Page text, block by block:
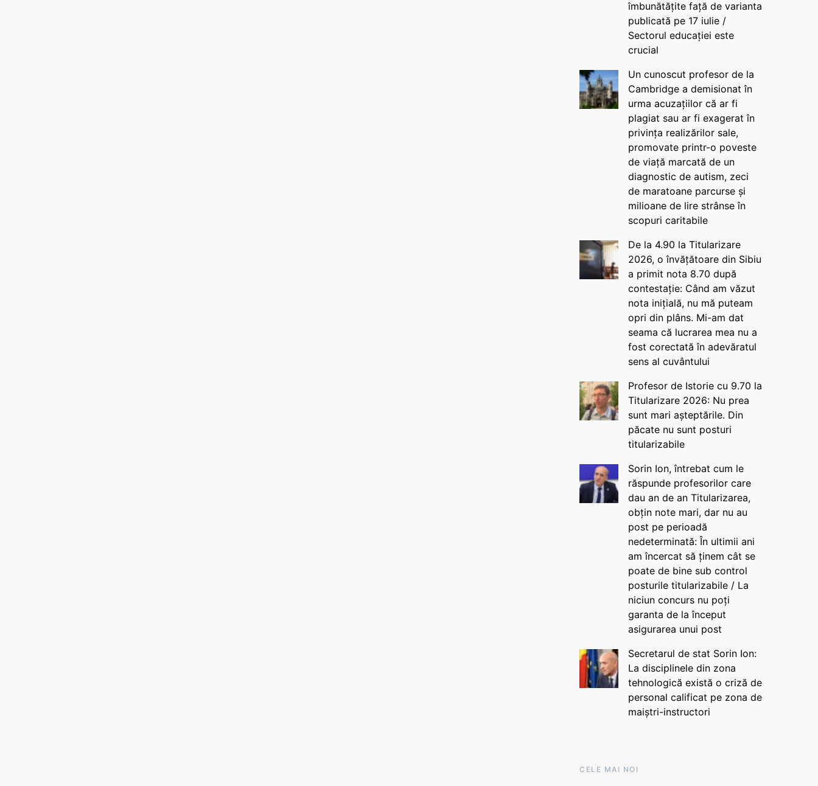
îmbunătățite față de varianta
publicată pe 17 iulie /
Sectorul educației este
crucial
Un cunoscut profesor de la
Cambridge a demisionat în
urma acuzațiilor că ar fi
plagiat sau ar fi exagerat în
privința realizărilor sale,
promovate printr-o poveste
de viață marcată de un
diagnostic de autism, zeci
de maratoane parcurse și
milioane de lire strânse în
scopuri caritabile
De la 4.90 la Titularizare
2026, o învățătoare din Sibiu
a primit nota 8.70 după
contestație: Când am văzut
nota inițială, nu mă puteam
opri din plâns. Mi-am dat
seama că lucrarea mea nu a
fost corectată în adevăratul
sens al cuvântului
Profesor de Istorie cu 9.70 la
Titularizare 2026: Nu prea
sunt mari așteptările. Din
păcate nu sunt posturi
titularizabile
Sorin Ion, întrebat cum le
răspunde profesorilor care
dau an de an Titularizarea,
obțin note mari, dar nu au
post pe perioadă
nedeterminată: În ultimii ani
am încercat să ținem cât se
poate de bine sub control
posturile titularizabile / La
niciun concurs nu poți
garanta de la început
asigurarea unui post
Secretarul de stat Sorin Ion:
La disciplinele din zona
tehnologică există o criză de
personal calificat pe zona de
maiștri-instructori
CELE MAI NOI